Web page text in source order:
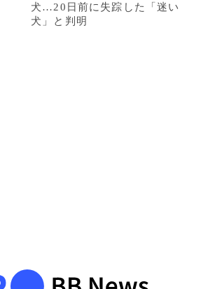
犬…20日前に失踪した「迷い
犬」と判明